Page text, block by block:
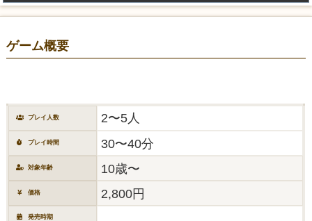
ゲーム概要
プレイ人数 2〜5人
プレイ時間 30〜40分
対象年齢 10歳〜
価格 2,800円
発売時期